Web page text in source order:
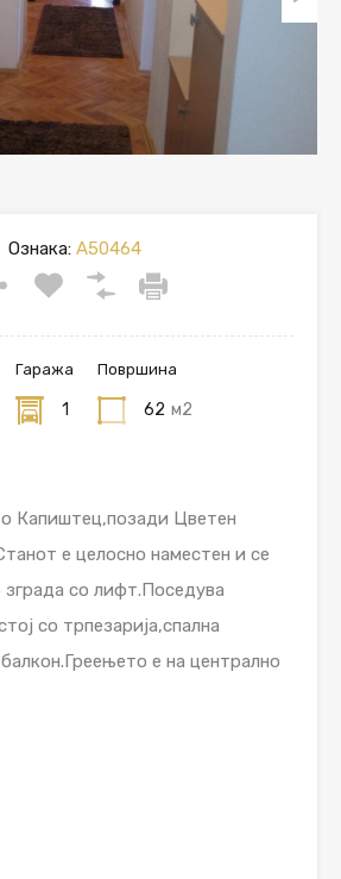
Ознака: A50464
Гаража
1
Површина
62 м2
Капиштец,позади Цветен
е целосно наместен и се
зграда со лифт.Поседува
со трпезарија,спална
е на централно